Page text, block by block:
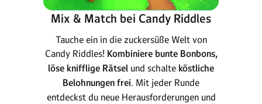
Mix & Match bei Candy Riddles
Tauche ein in die zuckersüße Welt von
Candy Riddles! Kombiniere bunte Bonbons,
löse knifflige Rätsel und schalte köstliche
Belohnungen frei. Mit jeder Runde
entdeckst du neue Herausforderungen und